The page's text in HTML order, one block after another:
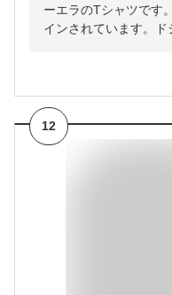
ーエラのTシャツです
インされています。ド
12